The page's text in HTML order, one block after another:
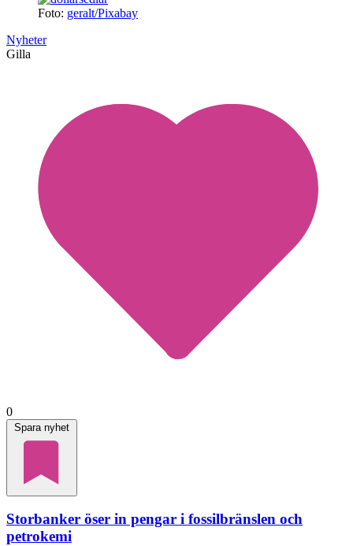
Foto: geralt/Pixabay
Nyheter
Gilla
0
Spara nyhet
Storbanker öser in pengar i fossilbränslen och
petrokemi